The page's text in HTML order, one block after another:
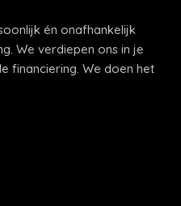
én onafhankelijk
We verdiepen ons in je
financiering. We doen het